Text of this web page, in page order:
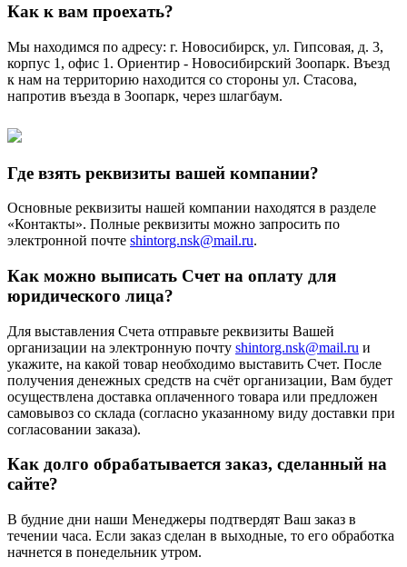
Как к вам проехать?
Мы находимся по адресу: г. Новосибирск, ул. Гипсовая, д. 3,
корпус 1, офис 1. Ориентир - Новосибирский Зоопарк. Въезд
к нам на территорию находится со стороны ул. Стасова,
напротив въезда в Зоопарк, через шлагбаум.
Где взять реквизиты вашей компании?
Основные реквизиты нашей компании находятся в разделе
«Контакты». Полные реквизиты можно запросить по
электронной почте shintorg.nsk@mail.ru.
Как можно выписать Счет на оплату для
юридического лица?
Для выставления Счета отправьте реквизиты Вашей
организации на электронную почту shintorg.nsk@mail.ru и
укажите, на какой товар необходимо выставить Счет. После
получения денежных средств на счёт организации, Вам будет
осуществлена доставка оплаченного товара или предложен
самовывоз со склада (согласно указанному виду доставки при
согласовании заказа).
Как долго обрабатывается заказ, сделанный на
сайте?
В будние дни наши Менеджеры подтвердят Ваш заказ в
течении часа. Если заказ сделан в выходные, то его обработка
начнется в понедельник утром.